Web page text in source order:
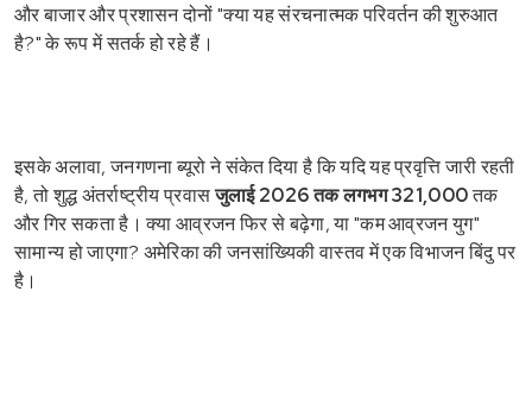
और बाजार और प्रशासन दोनों "क्या यह संरचनात्मक परिवर्तन की शुरुआत
है?" के रूप में सतर्क हो रहे हैं।
इसके अलावा, जनगणना ब्यूरो ने संकेत दिया है कि यदि यह प्रवृत्ति जारी रहती
है, तो शुद्ध अंतर्राष्ट्रीय प्रवासजुलाई 2026 तक लगभग 321,000तक
और गिर सकता है। क्या आव्रजन फिर से बढ़ेगा, या "कम आव्रजन युग"
सामान्य हो जाएगा? अमेरिका की जनसांख्यिकी वास्तव में एक विभाजन बिंदु पर
है।